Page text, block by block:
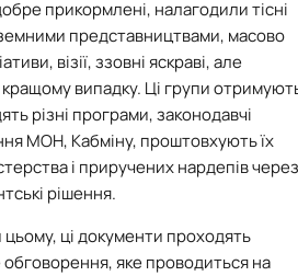
прикормлені, налагодили тісні
представництвами, масово
візії, ззовні яскраві, але
кращому випадку. Ці групи
різні програми, законодавчі
МОН, Кабміну, проштовхують їх
і приручених нардепів через
рішення.
ці документи проходять
яке проводиться на